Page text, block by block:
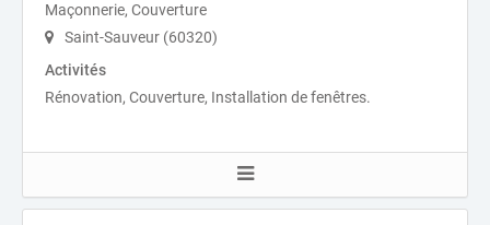
Maçonnerie, Couverture
Saint-Sauveur (60320)
Activités
Rénovation, Couverture, Installation de fenêtres.